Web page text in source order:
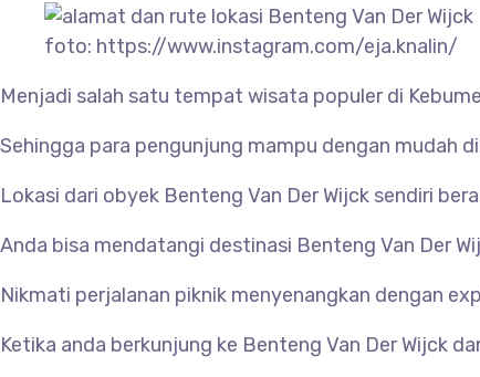
foto: https://www.instagram.com/eja.knalin/
Menjadi salah satu tempat wisata populer di
Sehingga para pengunjung mampu dengan mudah
Lokasi dari obyek Benteng Van Der Wijck sendiri
Anda bisa mendatangi destinasi Benteng Van Der
Nikmati perjalanan piknik menyenangkan dengan
Ketika anda berkunjung ke Benteng Van Der Wijck